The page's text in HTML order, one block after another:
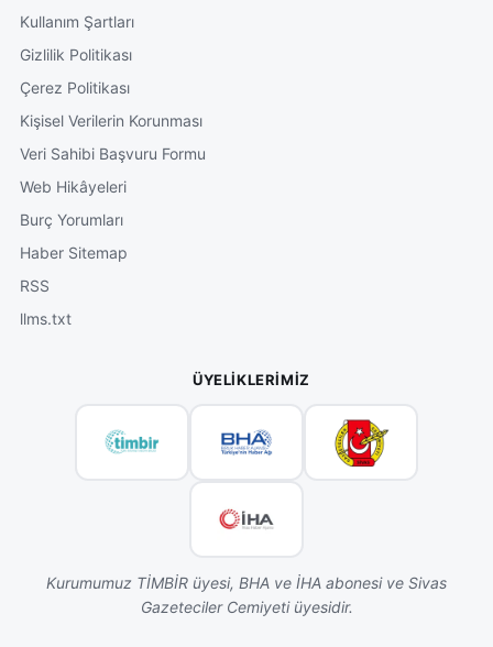
Kullanım Şartları
Gizlilik Politikası
Çerez Politikası
Kişisel Verilerin Korunması
Veri Sahibi Başvuru Formu
Web Hikâyeleri
Burç Yorumları
Haber Sitemap
RSS
llms.txt
ÜYELIKLERIMIZ
Kurumumuz TİMBİR üyesi, BHA ve İHA abonesi ve Sivas
Gazeteciler Cemiyeti üyesidir.